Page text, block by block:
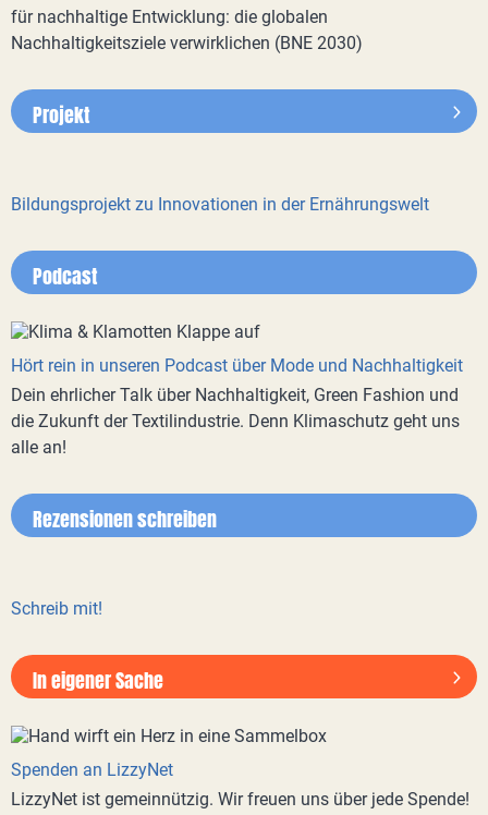
für nachhaltige Entwicklung: die globalen
Nachhaltigkeitsziele verwirklichen (BNE 2030)
Projekt
Bildungsprojekt zu Innovationen in der Ernährungswelt
Podcast
Hört rein in unseren Podcast über Mode und Nachhaltigkeit
Dein ehrlicher Talk über Nachhaltigkeit, Green Fashion und
die Zukunft der Textilindustrie. Denn Klimaschutz geht uns
alle an!
Rezensionen schreiben
Schreib mit!
In eigener Sache
Spenden an LizzyNet
LizzyNet ist gemeinnützig. Wir freuen uns über jede Spende!